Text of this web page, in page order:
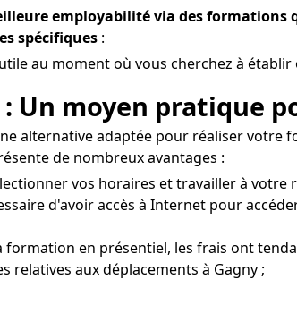
employabilité via des
spécifiques :
au moment où vous cherchez à
Un moyen pratique
alternative adaptée pour réaliser
de nombreux avantages :
vos horaires et travailler à votre
d'avoir accès à Internet pour
formation en présentiel, les frais ont
relatives aux déplacements à Gagny ;